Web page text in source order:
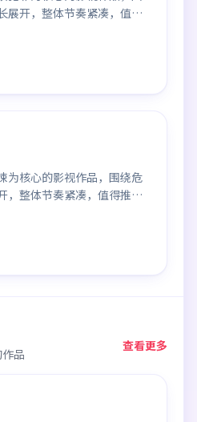
展开，整体节奏紧凑，值得
为核心的影视作品，围绕危
，整体节奏紧凑，值得推荐
品
查看更多
99:31